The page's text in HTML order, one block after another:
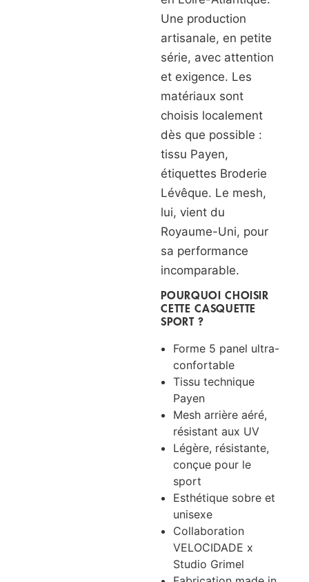
Une production
artisanale, en petite
série, avec attention
et exigence. Les
matériaux sont
choisis localement
dès que possible :
tissu Payen,
étiquettes Broderie
Lévêque. Le mesh,
lui, vient du
Royaume-Uni, pour
sa performance
incomparable.
POURQUOI CHOISIR
CETTE CASQUETTE
SPORT ?
Forme 5 panel ultra-
confortable
Tissu technique
Payen
Mesh arrière aéré,
résistant aux UV
Légère, résistante,
conçue pour le
sport
Esthétique sobre et
unisexe
Collaboration
VELOCIDADE x
Studio Grimel